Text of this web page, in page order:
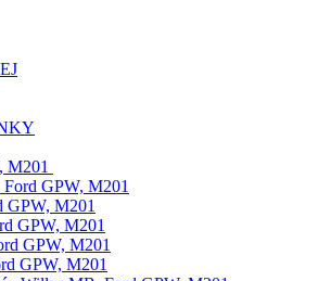
M201
GPW, M201
GPW, M201
GPW, M201
GPW, M201
GPW, M201